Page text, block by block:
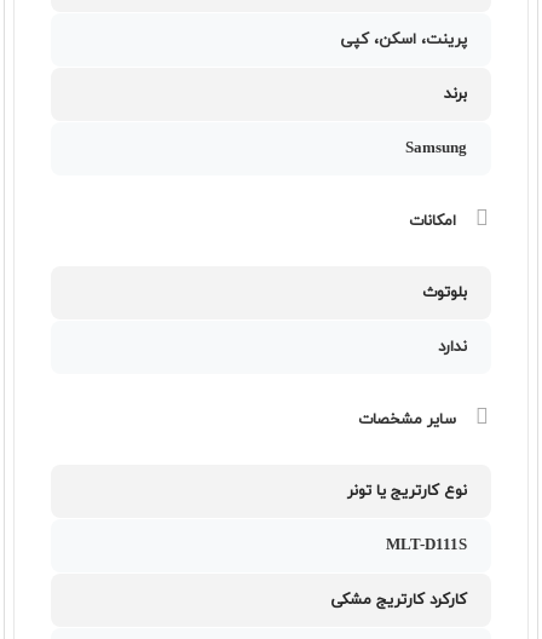
پرینت، اسکن، کپی
برند
Samsung
امکانات
بلوتوث
ندارد
سایر مشخصات
نوع کارتریج یا تونر
MLT-D111S
کارکرد کارتریج مشکی